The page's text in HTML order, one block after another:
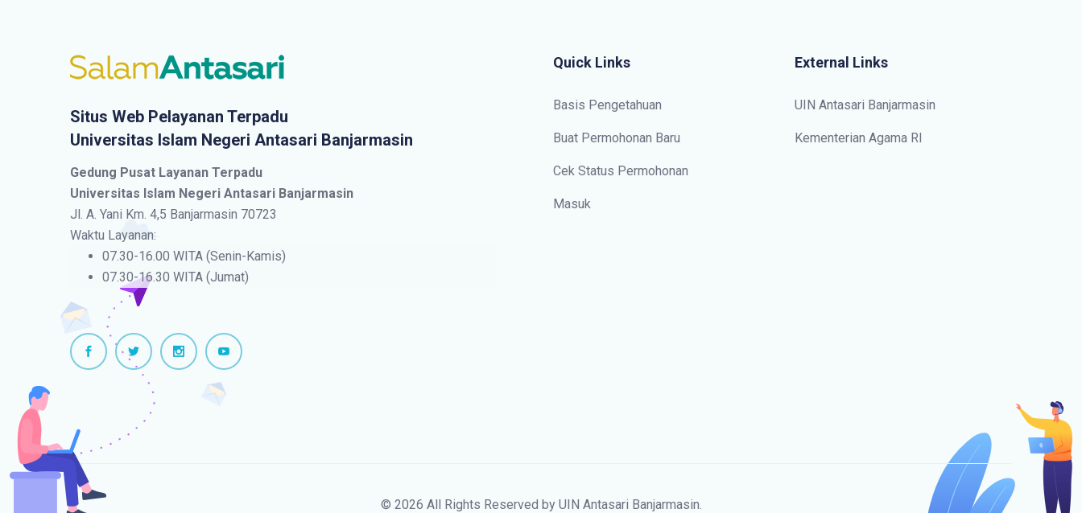
Situs Web Pelayanan Terpadu
Universitas Islam Negeri Antasari Banjarmasin
Gedung Pusat Layanan Terpadu
Universitas Islam Negeri Antasari Banjarmasin
Jl. A. Yani Km. 4,5 Banjarmasin 70723
Waktu Layanan:
07.30-16.00 WITA (Senin-Kamis)
07.30-16.30 WITA (Jumat)
Quick Links
Basis Pengetahuan
Buat Permohonan Baru
Cek Status Permohonan
Masuk
External Links
UIN Antasari Banjarmasin
Kementerian Agama RI
© 2026 All Rights Reserved by UIN Antasari Banjarmasin.